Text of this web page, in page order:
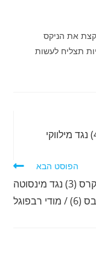
קצת את הניקס
תצליח לעשות
פריוויו פלייאוף 2025: אינדיאנה פייסרס (4) נגד מילווקי
הפוסט הבא
פריוויו פלייאוף 2025: לוס אנג'לס לייקרס (3) נגד מינסוטה
רבפוגל